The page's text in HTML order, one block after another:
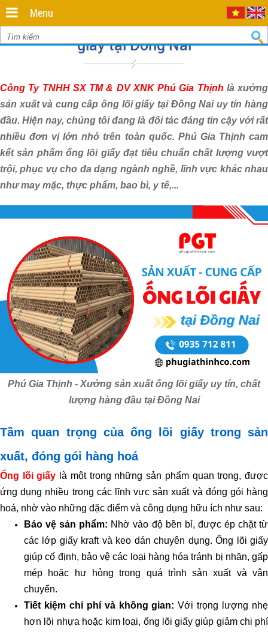
Menu
Xưởng sản xuất và cung cấp ống lõi
giấy tại Đồng Nai
Công Ty TNHH SX TM & DV XNK Phú Gia Thịnh là xưởng
sản xuất và cung cấp ống lõi giấy tại Đồng Nai uy tín hàng
đầu. Hiện nay, chúng tôi đang là đối tác đáng tin cậy với rất
nhiều đơn vị lớn nhỏ trên toàn quốc. Phú Gia Thịnh cam
kết sản phẩm ống lõi giấy đạt tiêu chuẩn chất lượng vượt
trội, phục vụ cho đa dạng ngành nghề, lĩnh vực khác nhau
như may mặc, thực phẩm, bao bì, y tế,...
Phú Gia Thịnh - Xưởng sản xuất ống lõi giấy uy tín, chất
lượng hàng đầu tại Đồng Nai
Tầm quan trọng của ống lõi giấy trong sản
xuất, đóng gói hàng hoá
Ống lõi giấy là một trong những sản phẩm quan trọng, được
ứng dụng nhiều trong các lĩnh vực sản xuất và đóng gói hàng
hoá, nhờ vào những đặc điểm và công dụng hữu ích như sau:
Bảo vệ sản phẩm: Nhờ vào độ bền bỉ, được ép chặt từ
các lớp giấy kraft và keo dán chuyên dụng. Ống lõi giấy
giúp cố định, bảo vệ các loại hàng hóa tránh bị nhăn, gấp
mép hoặc hư hỏng trong quá trình sản xuất và vận
chuyển.
Tiết kiệm chi phí và không gian: Với trọng lượng nhẹ
hơn lõi nhựa hoặc kim loại, ống lõi giấy giúp giảm chi phí
70000
VN.
0935
712